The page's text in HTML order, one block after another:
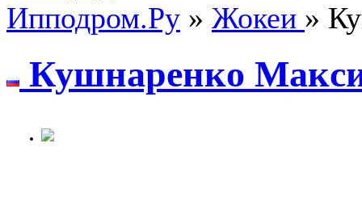
Ипподром.Ру » Жокеи »
Кушнapeнкo